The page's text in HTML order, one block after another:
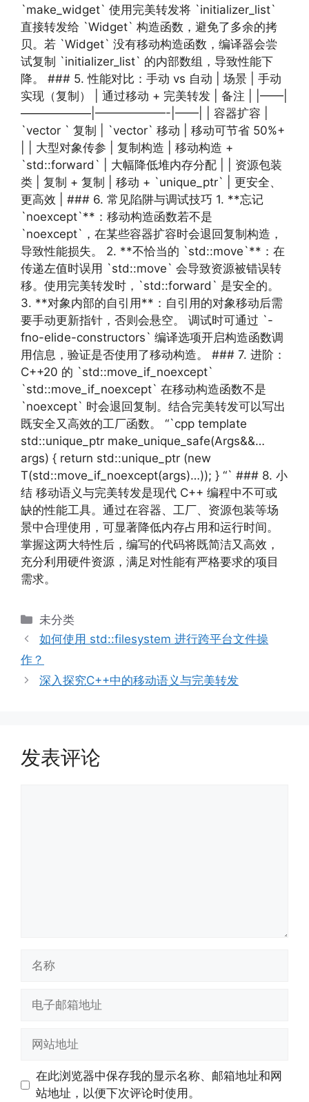
`make_widget` 使用完美转发将 `initializer_list`
直接转发给 `Widget` 构造函数，避免了多余的拷
贝。若 `Widget` 没有移动构造函数，编译器会尝
试复制 `initializer_list` 的内部数组，导致性能下
降。 ### 5. 性能对比：手动 vs 自动 | 场景 | 手动
实现（复制） | 通过移动 + 完美转发 | 备注 | |——|
——————|——————-|——| | 容器扩容 |
`vector ` 复制 | `vector` 移动 | 移动可节省 50%+
| | 大型对象传参 | 复制构造 | 移动构造 +
`std::forward` | 大幅降低堆内存分配 | | 资源包装
类 | 复制 + 复制 | 移动 + `unique_ptr` | 更安全、
更高效 | ### 6. 常见陷阱与调试技巧 1. **忘记
`noexcept`**：移动构造函数若不是
`noexcept`，在某些容器扩容时会退回复制构造，
导致性能损失。 2. **不恰当的 `std::move`**：在
传递左值时误用 `std::move` 会导致资源被错误转
移。使用完美转发时，`std::forward` 是安全的。
3. **对象内部的自引用**：自引用的对象移动后需
要手动更新指针，否则会悬空。 调试时可通过 `-
fno-elide-constructors` 编译选项开启构造函数调
用信息，验证是否使用了移动构造。 ### 7. 进阶：
C++20 的 `std::move_if_noexcept`
`std::move_if_noexcept` 在移动构造函数不是
`noexcept` 时会退回复制。结合完美转发可以写出
既安全又高效的工厂函数。 “`cpp template
std::unique_ptr make_unique_safe(Args&&…
args) { return std::unique_ptr (new
T(std::move_if_noexcept(args)…)); } “` ### 8. 小
结 移动语义与完美转发是现代 C++ 编程中不可或
缺的性能工具。通过在容器、工厂、资源包装等场
景中合理使用，可显著降低内存占用和运行时间。
掌握这两大特性后，编写的代码将既简洁又高效，
充分利用硬件资源，满足对性能有严格要求的项目
需求。
分
类
未分类
如何使用 std::filesystem 进行跨平台文件操
作？
深入探究C++中的移动语义与完美转发
发表评论
址
址
在此浏览器中保存我的显示名称、邮箱地址和网
站地址，以便下次评论时使用。